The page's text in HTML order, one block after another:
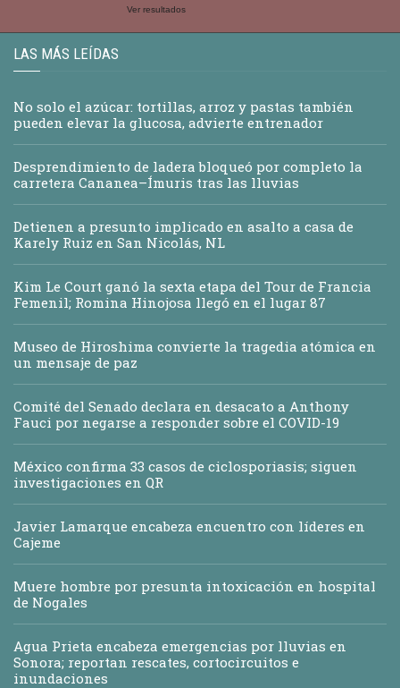
Ver resultados
LAS MÁS LEÍDAS
No solo el azúcar: tortillas, arroz y pastas también
pueden elevar la glucosa, advierte entrenador
Desprendimiento de ladera bloqueó por completo la
carretera Cananea–Ímuris tras las lluvias
Detienen a presunto implicado en asalto a casa de
Karely Ruiz en San Nicolás, NL
Kim Le Court ganó la sexta etapa del Tour de Francia
Femenil; Romina Hinojosa llegó en el lugar 87
Museo de Hiroshima convierte la tragedia atómica en
un mensaje de paz
Comité del Senado declara en desacato a Anthony
Fauci por negarse a responder sobre el COVID-19
México confirma 33 casos de ciclosporiasis; siguen
investigaciones en QR
Javier Lamarque encabeza encuentro con líderes en
Cajeme
Muere hombre por presunta intoxicación en hospital
de Nogales
Agua Prieta encabeza emergencias por lluvias en
Sonora; reportan rescates, cortocircuitos e
inundaciones